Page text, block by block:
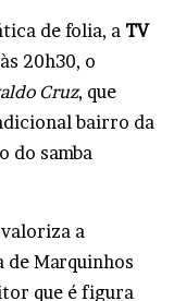
de folia, a TV
20h30, o
Cruz, que
bairro da
do samba
a
de Marquinhos
que é figura